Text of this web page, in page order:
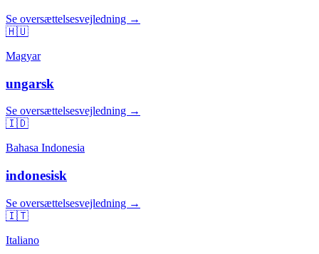
Se oversættelsesvejledning →
🇭🇺
Magyar
ungarsk
Se oversættelsesvejledning →
🇮🇩
Bahasa Indonesia
indonesisk
Se oversættelsesvejledning →
🇮🇹
Italiano